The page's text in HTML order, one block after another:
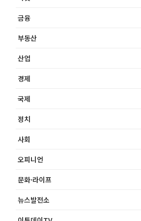
금융
부동산
산업
경제
국제
정치
사회
오피니언
문화·라이프
뉴스발전소